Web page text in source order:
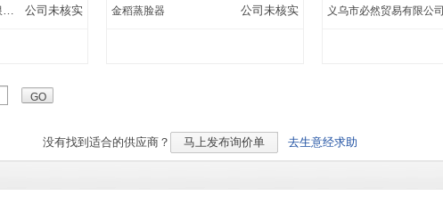
深圳市兴鸿昌电器有限公司 公司未核实 金稻蒸脸器 公司未核实 义乌市必然贸易有限公司
没有找到适合的供应商？ 马上发布询价单 去生意经求助